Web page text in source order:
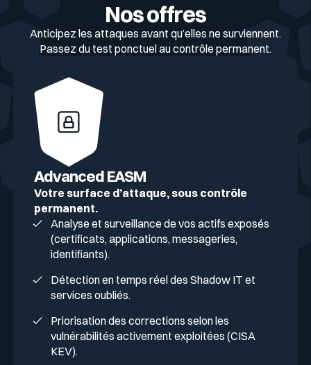
Nos offres
Anticipez les attaques avant qu’elles ne surviennent.
Passez du test ponctuel au contrôle permanent.
Advanced EASM
Votre surface d’attaque, sous contrôle
permanent.
Analyse et surveillance de vos actifs exposés
(certificats, applications, messageries,
identifiants).
Détection en temps réel des Shadow IT et
services oubliés.
Priorisation des corrections selon les
vulnérabilités activement exploitées (CISA
KEV).